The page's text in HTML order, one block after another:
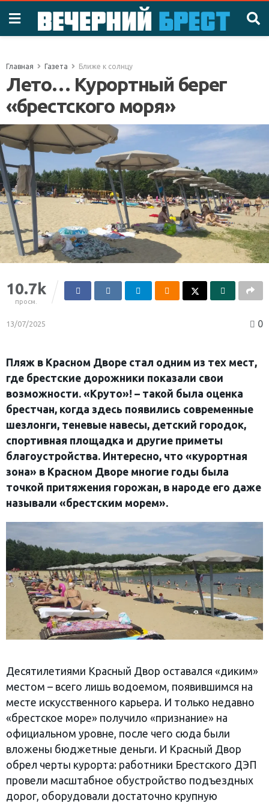
Главная Газета Ближе к солнцу
Лето… Курортный берег
«брестского моря»
10.7k
просм.
13/07/2025 0
Пляж в Красном Дворе стал одним из тех мест,
где брестские дорожники показали свои
возможности. «Круто»! – такой была оценка
брестчан, когда здесь появились современные
шезлонги, теневые навесы, детский городок,
спортивная площадка и другие приметы
благоустройства. Интересно, что «курортная
зона» в Красном Дворе многие годы была
точкой притяжения горожан, в народе его даже
называли «брестским морем».
Десятилетиями Красный Двор оставался «диким»
местом – всего лишь водоемом, появившимся на
месте искусственного карьера. И только недавно
«брестское море» получило «признание» на
официальном уровне, после чего сюда были
вложены бюджетные деньги. И Красный Двор
обрел черты курорта: работники Брестского ДЭП
провели масштабное обустройство подъездных
дорог, оборудовали достаточно крупную